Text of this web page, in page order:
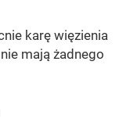
karę więzienia
mają żadnego